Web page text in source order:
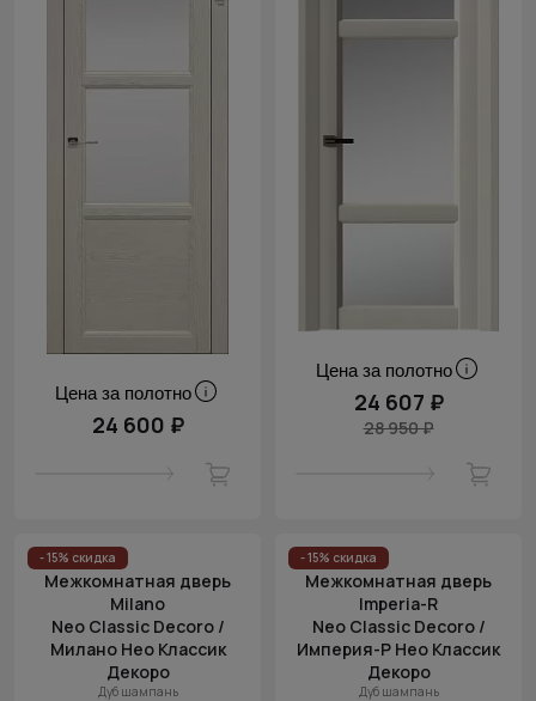
Цена за полотно
24 600 ₽
Цена за полотно
24 607 ₽
28 950 ₽
- 15% скидка
Межкомнатная дверь
Milano
Neo Classic Decoro /
Милано Нео Классик
Декоро
Дуб шампань
- 15% скидка
Межкомнатная дверь
Imperia-R
Neo Classic Decoro /
Империя-Р Нео Классик
Декоро
Дуб шампань